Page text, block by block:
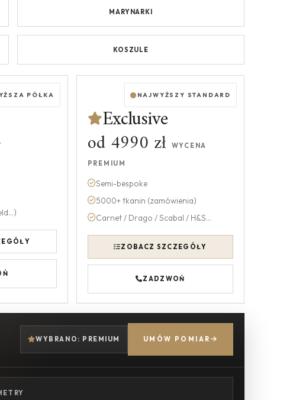
MARYNARKI
KOSZULE
PÓŁKA NAJWYŻSZY STANDARD
Exclusive
od 4990 zł WYCENA
PREMIUM
Semi-bespoke
5000+ tkanin (zamówienia)
Carnet / Drago / Scabal / H&S...
ZOBACZ SZCZEGÓŁY
ZADZWOŃ
WYBRANO: PREMIUM UMÓW POMIAR